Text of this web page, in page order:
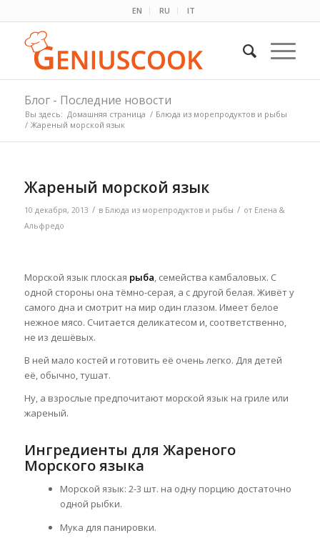
EN RU IT
Блог - Последние новости
Вы здесь: Домашняя страница / Блюда из морепродуктов и рыбы
/ Жареный морской язык
Жареный морской язык
10 декабря, 2013 / в Блюда из морепродуктов и рыбы / от Елена &
Альфредо
Морской язык плоская рыба, семейства камбаловых. С
одной стороны она тёмно-серая, а с другой белая. Живёт у
самого дна и смотрит на мир один глазом. Имеет белое
нежное мясо. Считается деликатесом и, соответственно,
не из дешёвых.
В ней мало костей и готовить её очень легко. Для детей
её, обычно, тушат.
Ну, а взрослые предпочитают морской язык на гриле или
жареный.
Ингредиенты для Жареного
Морского языка
Морской язык: 2-3 шт. на одну порцию достаточно
одной рыбки.
Мука для панировки.